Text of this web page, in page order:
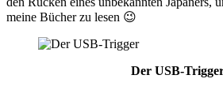
meine Bücher zu lesen 😉
Der USB-